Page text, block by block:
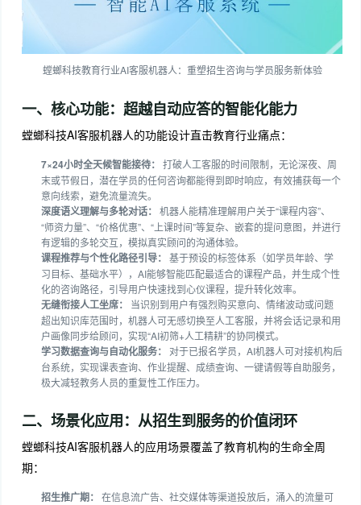
螳螂科技教育行业AI客服机器人：重塑招生咨询与学员服务新体验
一、核心功能：超越自动应答的智能化能力
螳螂科技AI客服机器人的功能设计直击教育行业痛点：
7×24小时全天候智能接待： 打破人工客服的时间限制，无论深夜、周
末或节假日，潜在学员的任何咨询都能得到即时响应，有效捕获每一个
意向线索，避免流量流失。
深度语义理解与多轮对话： 机器人能精准理解用户关于“课程内容”、
“师资力量”、“价格优惠”、“上课时间”等复杂、嵌套的提问意图，并进行
有逻辑的多轮交互，模拟真实顾问的沟通体验。
课程推荐与个性化路径引导： 基于预设的标签体系（如学员年龄、学
习目标、基础水平），AI能够智能匹配最适合的课程产品，并生成个性
化的咨询路径，引导用户快速找到心仪课程，提升转化效率。
无缝衔接人工坐席：
当识别到用户有强烈购买意向、情绪波动或问题
超出知识库范围时，机器人可无感切换至人工客服，并将会话记录和用
户画像同步给顾问，实现“AI初筛+人工精耕”的协同模式。
学习数据查询与自动化服务：
对于已报名学员，AI机器人可对接机构后
台系统，实现课表查询、作业提醒、成绩查询、一键请假等自助服务，
极大减轻教务人员的重复性工作压力。
二、场景化应用：从招生到服务的价值闭环
螳螂科技AI客服机器人的应用场景覆盖了教育机构的生命全周
期：
招生推广期： 在信息流广告、社交媒体等渠道投放后，涌入的流量可